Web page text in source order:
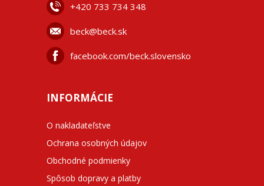
+420 733 734 348
beck@beck.sk
facebook.com/beck.slovensko
INFORMÁCIE
O nakladateľstve
Ochrana osobných údajov
Obchodné podmienky
Spôsob dopravy a platby